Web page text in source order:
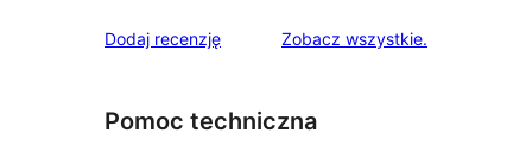
gwiazdkowych
Dodaj recenzję Zobacz wszystkierecenzje
.
Pomoc techniczna